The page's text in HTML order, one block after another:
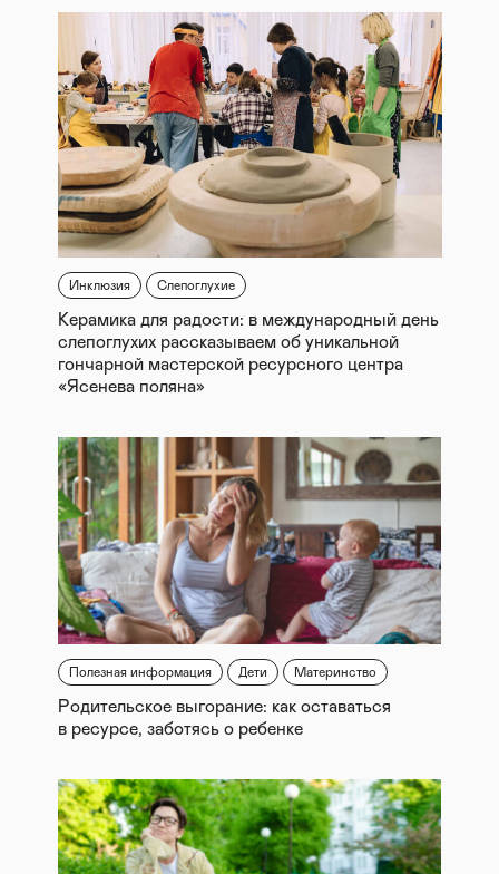
Инклюзия Слепоглухие
Керамика для радости: в международный день
слепоглухих рассказываем об уникальной
гончарной мастерской ресурсного центра
«Ясенева поляна»
Полезная информация Дети Материнство
Родительское выгорание: как оставаться
в ресурсе, заботясь о ребенке